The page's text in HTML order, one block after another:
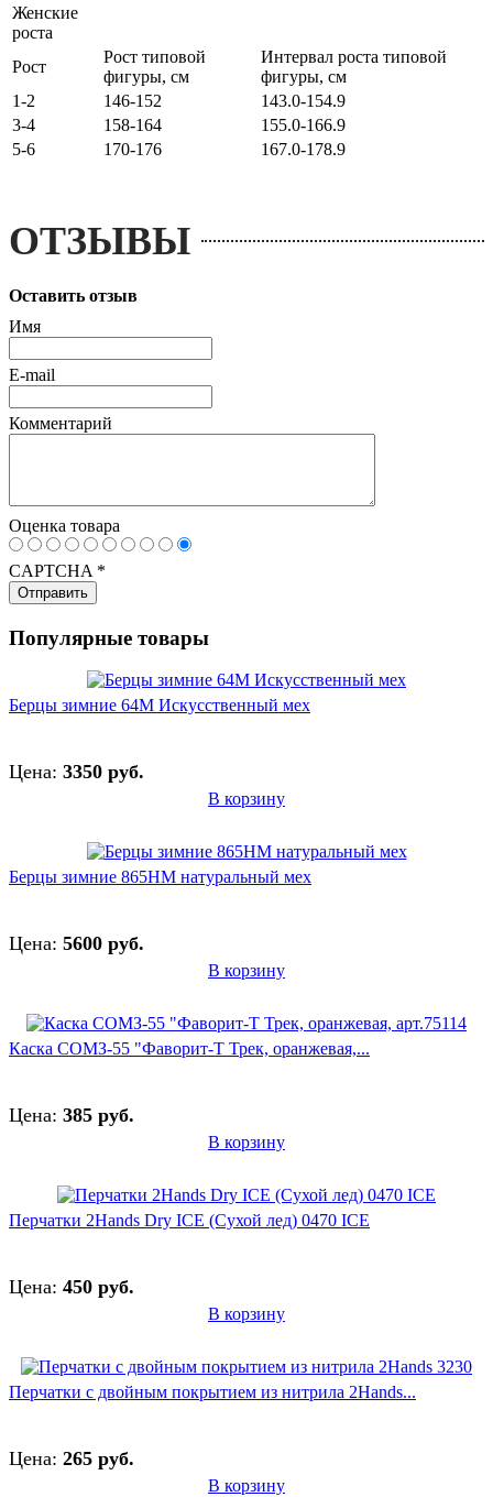
Женские
роста
Рост
Рост типовой
фигуры, см
Интервал роста типовой
фигуры, см
1-2
146-152
143.0-154.9
3-4
158-164
155.0-166.9
5-6
170-176 167.0-178.9
ОТЗЫВЫ
Оставить отзыв
Имя
E-mail
Комментарий
Оценка товара
CAPTCHA *
Популярные товары
Берцы зимние 64М Искусственный мех
Цена: 3350 руб.
В корзину
Берцы зимние 865НМ натуральный мех
Цена: 5600 руб.
В корзину
Каска СОМЗ-55 "Фаворит-Т Трек, оранжевая,...
Цена: 385 руб.
В корзину
Перчатки 2Hands Dry ICE (Сухой лед) 0470 ICE
Цена: 450 руб.
В корзину
Перчатки с двойным покрытием из нитрила 2Hands...
Цена: 265 руб.
В корзину